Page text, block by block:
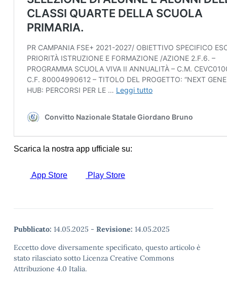
Pubblicato: 14.05.2025 - Revisione: 14.05.2025
Eccetto dove diversamente specificato, questo articolo è
stato rilasciato sotto Licenza Creative Commons
Attribuzione 4.0 Italia.